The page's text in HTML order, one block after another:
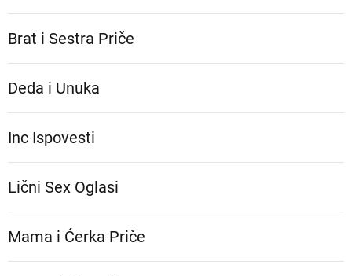
Brat i Sestra Priče
Deda i Unuka
Inc Ispovesti
Lični Sex Oglasi
Mama i Ćerka Priče